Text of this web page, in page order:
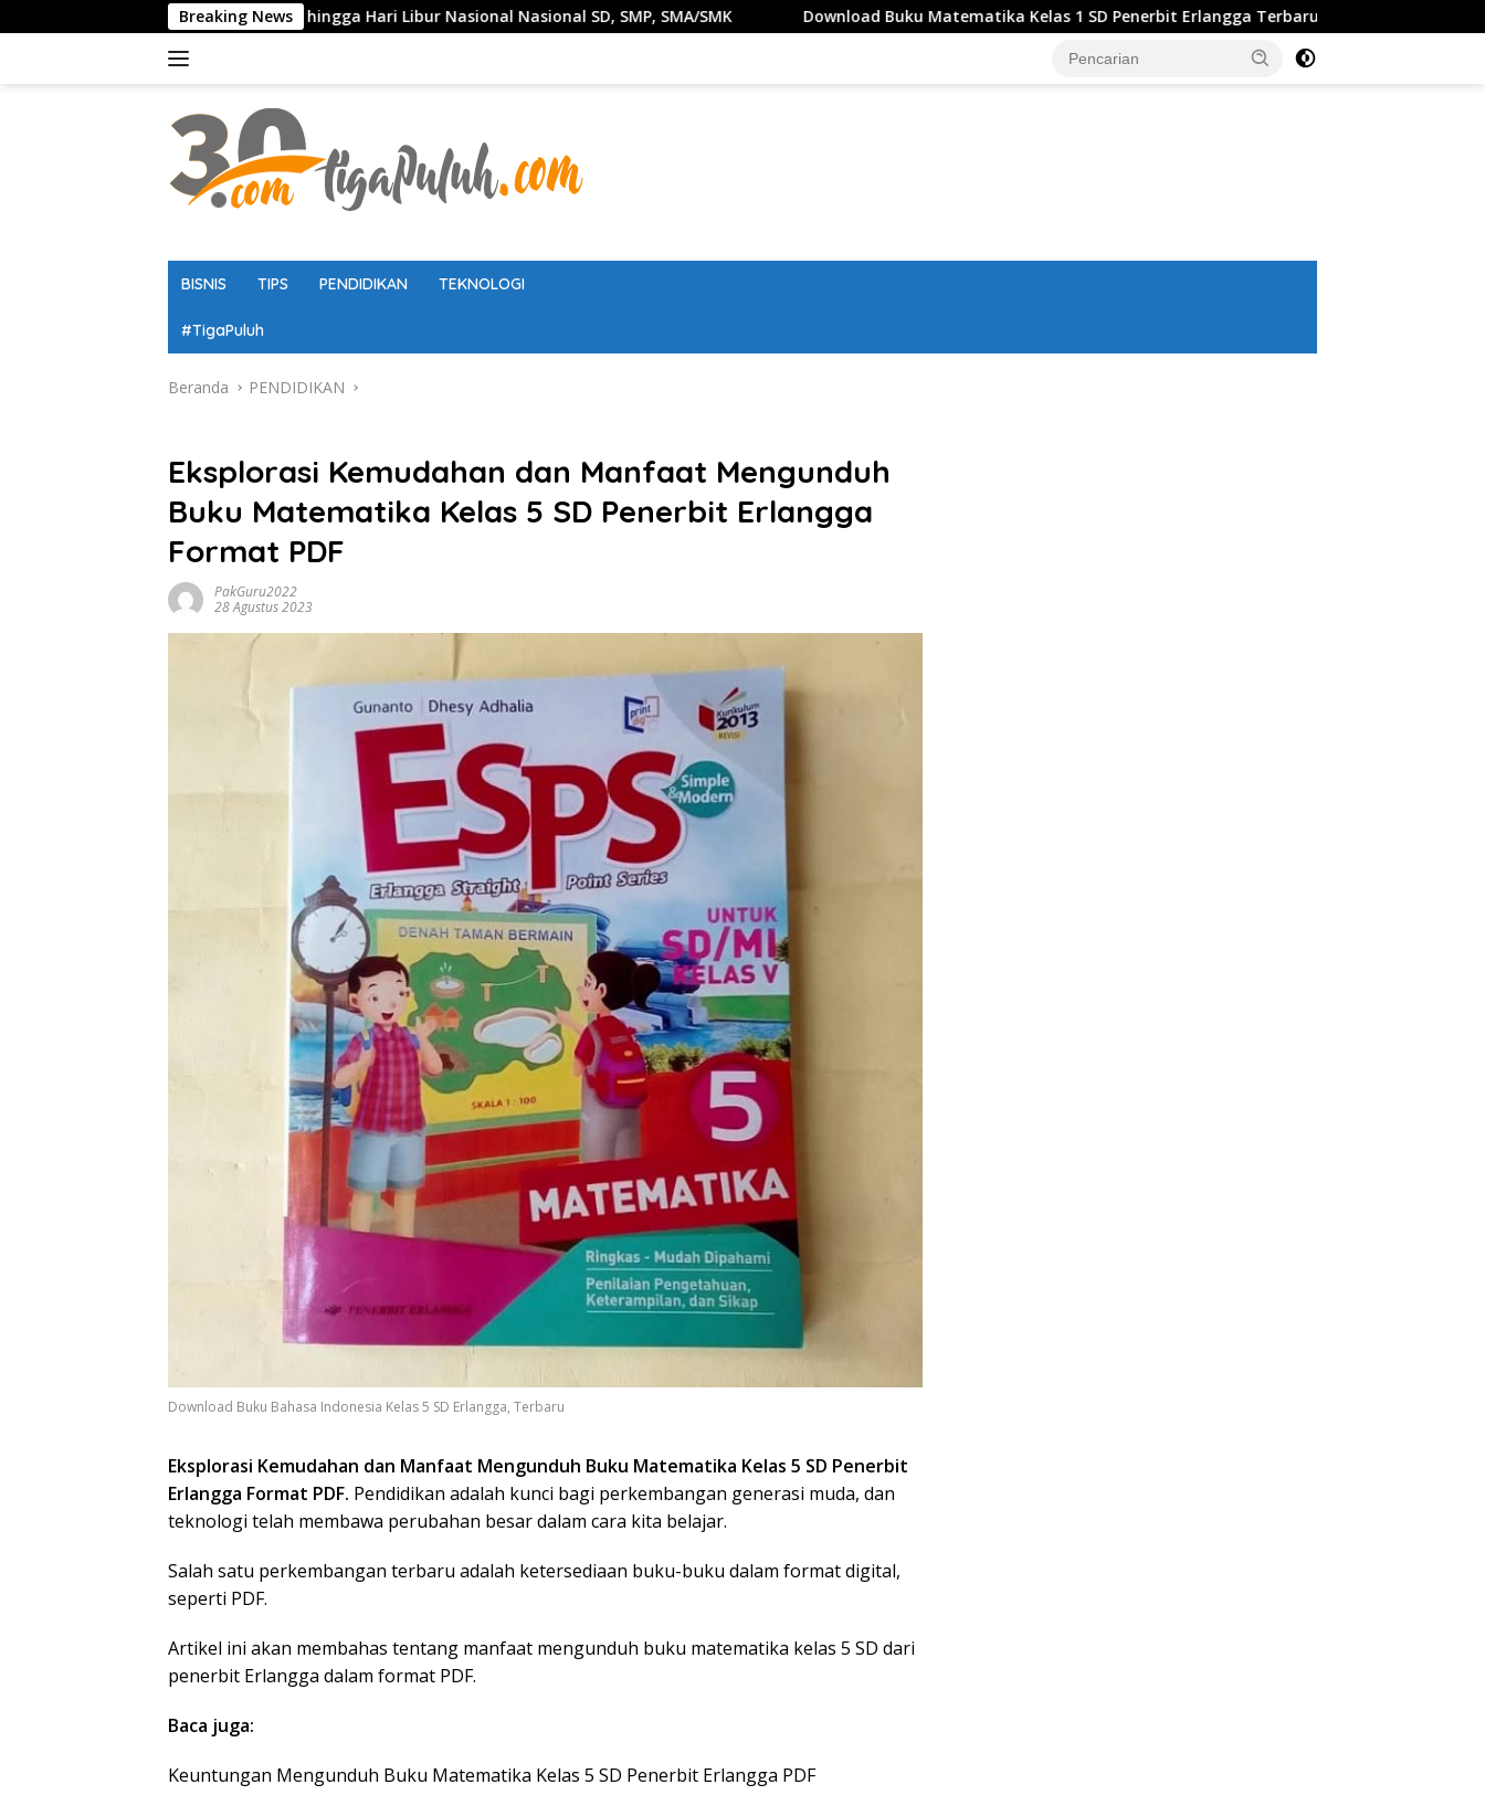
ke
Breaking News
Ujian, hingga Hari Libur Nasional Nasional SD, SMP, SMA/SMK Download Buku Matematika Kelas 1 SD Penerbit Erlangga Terbaru, Panduan Lengkap Keunggulan dan Cara
BISNIS TIPS PENDIDIKAN TEKNOLOGI
#TigaPuluh
Beranda PENDIDIKAN
Eksplorasi Kemudahan dan Manfaat Mengunduh
Buku Matematika Kelas 5 SD Penerbit Erlangga
Format PDF
PakGuru2022
28 Agustus 2023
Download Buku Bahasa Indonesia Kelas 5 SD Erlangga, Terbaru
Eksplorasi Kemudahan dan Manfaat Mengunduh Buku Matematika Kelas 5 SD Penerbit
Erlangga Format PDF. Pendidikan adalah kunci bagi perkembangan generasi muda, dan
teknologi telah membawa perubahan besar dalam cara kita belajar.
Salah satu perkembangan terbaru adalah ketersediaan buku-buku dalam format digital,
seperti PDF.
Artikel ini akan membahas tentang manfaat mengunduh buku matematika kelas 5 SD dari
penerbit Erlangga dalam format PDF.
Baca juga:
Keuntungan Mengunduh Buku Matematika Kelas 5 SD Penerbit Erlangga PDF